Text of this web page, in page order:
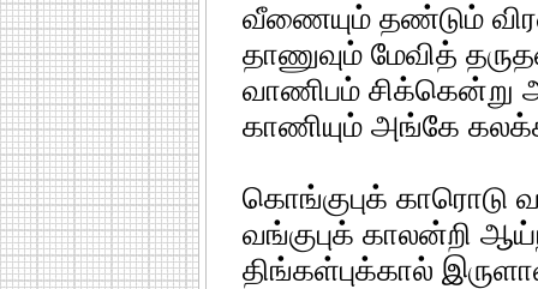
வீணையும் தண்டும்
தாணுவும் மேவித்
வாணிபம்
காணியும் அங்கே
கொங்குபுக்
வங்குபுக் காலன்றி
திங்கள்புக்கால்